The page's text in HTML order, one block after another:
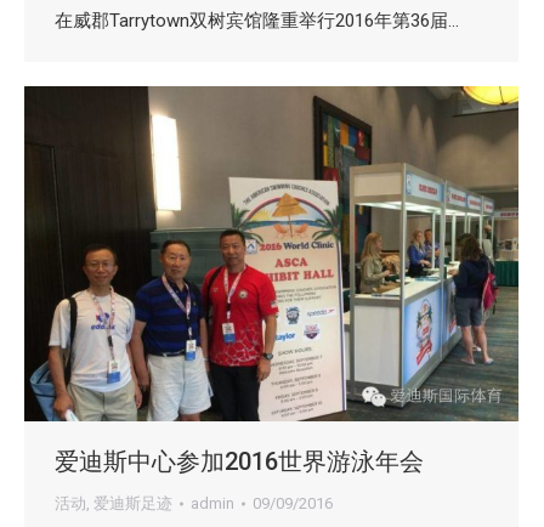
在威郡Tarrytown双树宾馆隆重举行2016年第36届…
爱迪斯中心参加2016世界游泳年会
活动, 爱迪斯足迹 admin 09/09/2016